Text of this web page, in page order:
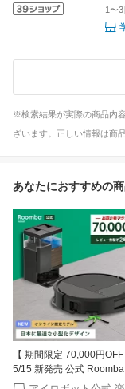
1〜
※検索結果が実際の商品内
ざいます。正しい情報は商
あなたにおすすめの
【 期間限定 70,000円OFF
5/15 新発売 公式 Roomba
Plus 575 Combo +